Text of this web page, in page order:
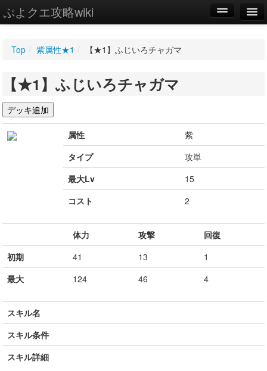
ぷよクエ攻略wiki
WIKI
設定
Top / 紫属性★1 / 【★1】ふじいろチャガマ
【★1】ふじいろチャガマ
属性
紫
タイプ
攻単
最大Lv
15
コスト
2
体力 攻撃
回復
初期
41 13
1
最大
124 46 4
スキル名
スキル条件
スキル詳細